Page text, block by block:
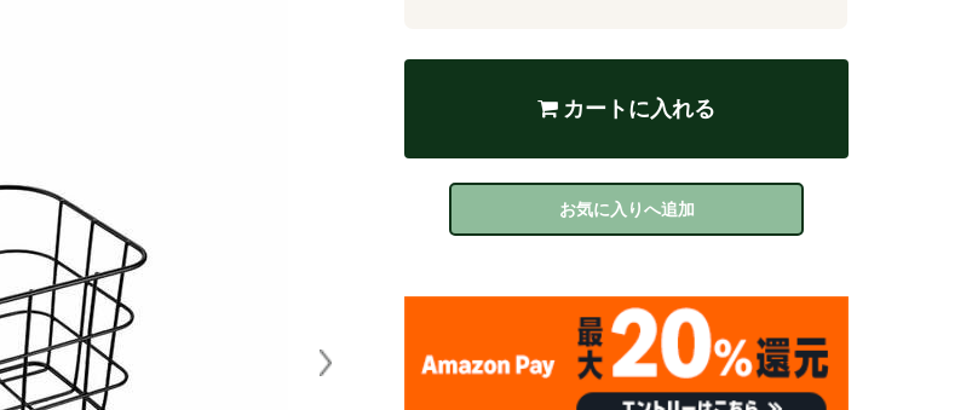
カートに入れる
お気に入りへ追加